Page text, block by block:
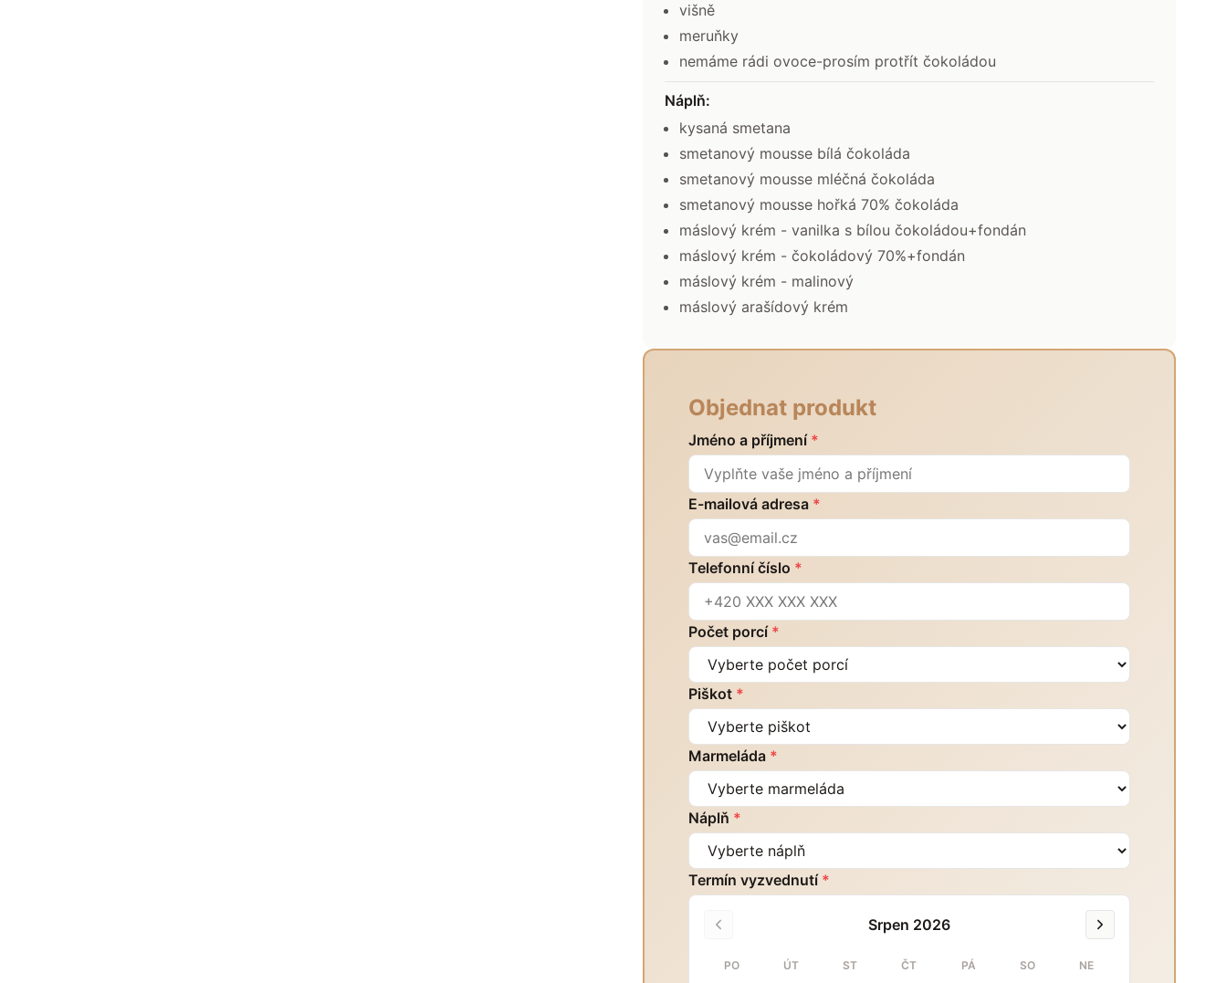
višně
meruňky
nemáme rádi ovoce-prosím protřít čokoládou
Náplň:
kysaná smetana
smetanový mousse bílá čokoláda
smetanový mousse mléčná čokoláda
smetanový mousse hořká 70% čokoláda
máslový krém - vanilka s bílou čokoládou+fondán
máslový krém - čokoládový 70%+fondán
máslový krém - malinový
máslový arašídový krém
Objednat produkt
Jméno a příjmení *
E-mailová adresa *
Telefonní číslo *
Počet porcí *
Piškot *
Marmeláda *
Náplň *
Termín vyzvednutí *
Srpen 2026
PO ÚT ST ČT PÁ SO NE